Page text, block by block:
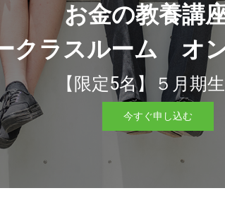
お金の教養講
クラスルーム オ
【限定5名】５月期
今すぐ申し込む